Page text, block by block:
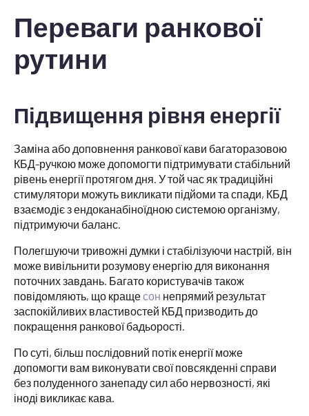
Переваги ранкової
рутини
Підвищення рівня енергії
Заміна або доповнення ранкової кави багаторазовою
КБД-ручкою може допомогти підтримувати стабільний
рівень енергії протягом дня. У той час як традиційні
стимулятори можуть викликати підйоми та спади, КБД
взаємодіє з ендоканабіноїдною системою організму,
підтримуючи баланс.
Полегшуючи тривожні думки і стабілізуючи настрій, він
може вивільнити розумову енергію для виконання
поточних завдань. Багато користувачів також
повідомляють, що кращесон непрямий результат
заспокійливих властивостей КБД призводить до
покращення ранкової бадьорості.
По суті, більш послідовний потік енергії може
допомогти вам виконувати свої повсякденні справи
без полуденного занепаду сил або нервозності, які
іноді викликає кава.